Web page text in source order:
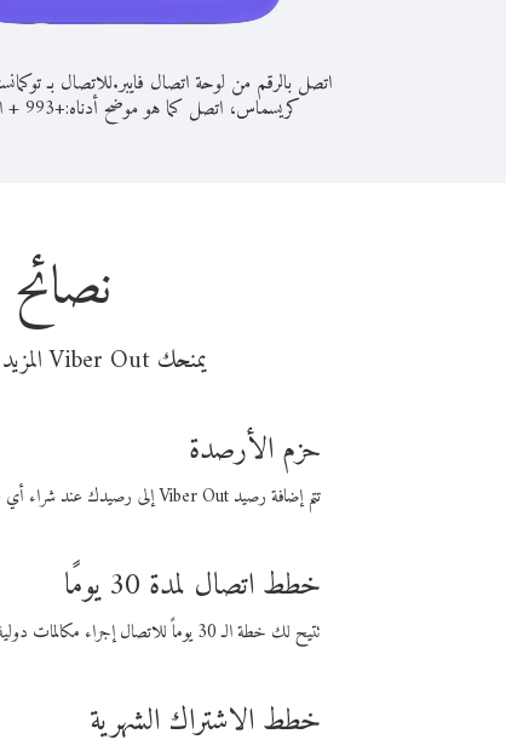
اتصل بالرقم من لوحة اتصال فايبر.للاتصال بـ
كريسماس، اتصل كما هو موضح أدناه:+
993
+
يمنحك Viber Out المزيد من وقت المكالمة مقابل تكلفة أقل من المال. اختر من أحد خيارات الاتصال المرنة ذات السعر المنخفض:
حزم الأرصدة
تتم إضافة رصيد Viber Out إلى رصيدك عند شراء أي مبلغ. باستخدام رصيدك، يمكنك إجراء مكالمات إلى أي رقم في العالم بأسعار فايبر المنخفضة.
خطط اتصال لمدة 30 يومًا
تتيح لك خطة الـ 30 يوماً للاتصال إجراء مكالمات دولية إلى الوجهة التي تختارها لمدة 30 يوماً بأسعار فايبر المنخفضة.
خطط الاشتراك الشهرية